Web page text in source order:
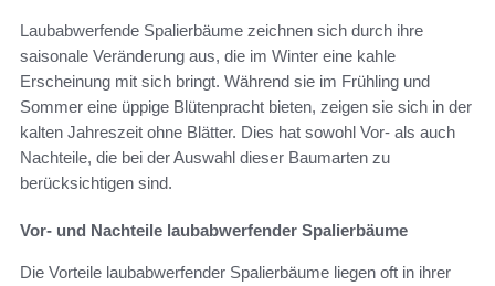
Laubabwerfende Spalierbäume zeichnen sich durch ihre
saisonale Veränderung aus, die im Winter eine kahle
Erscheinung mit sich bringt. Während sie im Frühling und
Sommer eine üppige Blütenpracht bieten, zeigen sie sich in der
kalten Jahreszeit ohne Blätter. Dies hat sowohl Vor- als auch
Nachteile, die bei der Auswahl dieser Baumarten zu
berücksichtigen sind.
Vor- und Nachteile laubabwerfender Spalierbäume
Die Vorteile laubabwerfender Spalierbäume liegen oft in ihrer